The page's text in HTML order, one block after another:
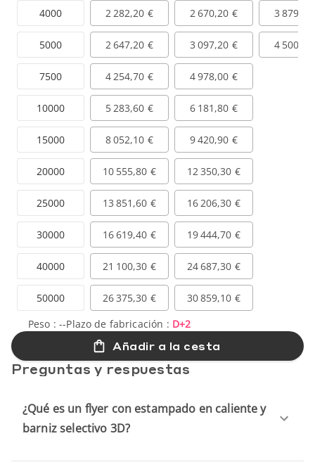
4000
5000
7500
10000
15000
20000
25000
30000
40000
50000
2 282,20 € 2 670,20 € 3
2 647,20 € 3 097,20 € 4
4 254,70 € 4 978,00 €
5 283,60 € 6 181,80 €
8 052,10 € 9 420,90 €
10 555,80 € 12 350,30 €
13 851,60 € 16 206,30 €
16 619,40 € 19 444,70 €
21 100,30 € 24 687,30 €
26 375,30 €
30 859,10 €
Peso :--Plazo de fabricación : D+2
Añadir a la cesta
Preguntas y respuestas
¿Qué es un flyer con estampado en caliente y
barniz selectivo 3D?